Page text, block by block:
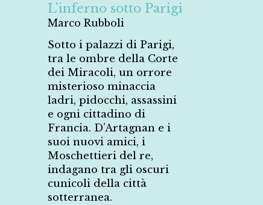
L'inferno sotto Parigi
Marco Rubboli
Sotto i palazzi di Parigi,
tra le ombre della Corte
dei Miracoli, un orrore
misterioso minaccia
ladri, pidocchi, assassini
e ogni cittadino di
Francia. D’Artagnan e i
suoi nuovi amici, i
Moschettieri del re,
indagano tra gli oscuri
cunicoli della città
sotterranea.